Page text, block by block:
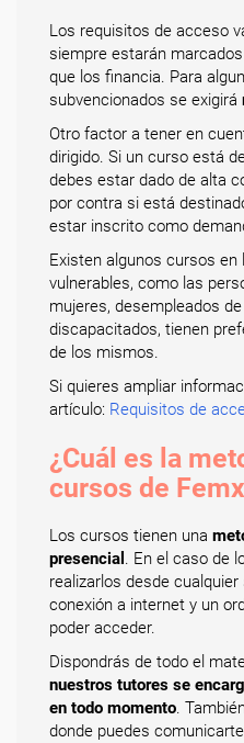
Los requisitos de acceso
siempre estarán
que los financia. Para
subvencionados se exigirá
Otro factor a tener en
dirigido. Si un curso está
debes estar dado de alta
por contra si está
estar inscrito como
Existen algunos cursos
vulnerables, como las
mujeres, desempleados
discapacitados, tienen
de los mismos.
Si quieres ampliar
artículo: Requisitos de
¿Cuál es la
cursos de
Los cursos tienen una
presencial . En el caso de
realizarlos desde
conexión a internet y un
poder acceder.
Dispondrás de todo el
nuestros tutores se
en todo momento.
donde puedes